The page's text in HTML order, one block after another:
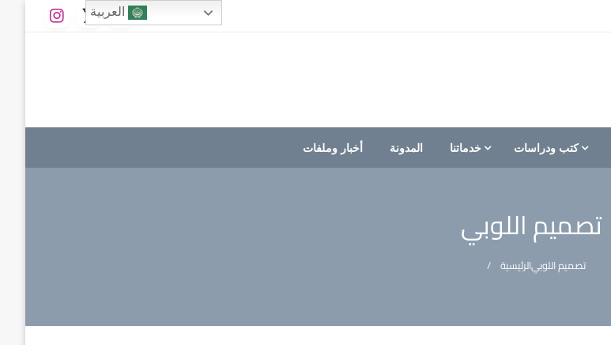
كتب ودراسات خدماتنا المدونة أخبار وملفات
تصميم اللوبي
الرئيسيةتصميم اللوبي
العربية